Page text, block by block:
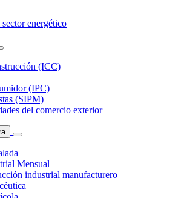
energético
(ICC)
(IPC)
(SIPM)
del comercio exterior
Mensual
industrial manufacturero